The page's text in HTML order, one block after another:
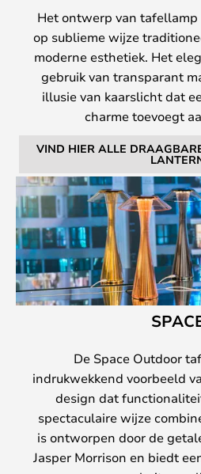
Het ontwerp van
op sublieme wijze
moderne esthetiek. Het
gebruik van transparant
illusie van kaarslicht dat
charme toevoegt
VIND HIER ALLE
De Space Outdoor
indrukwekkend voorbeeld
design dat
spectaculaire wijze
is ontworpen door de
Jasper Morrison en biedt